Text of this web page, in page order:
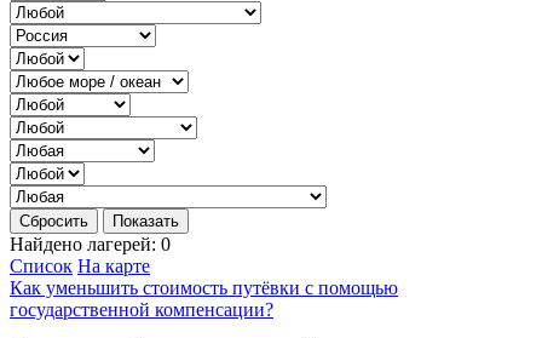
Сбросить Показать
Найдено лагерей: 0
Список На карте
Как уменьшить стоимость путёвки с помощью
государственной компенсации?